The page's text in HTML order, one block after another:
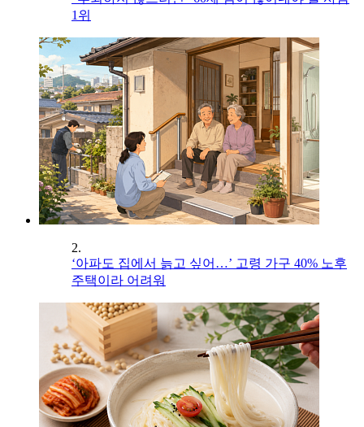
1위
2.
‘아파도 집에서 늙고 싶어…’ 고령 가구 40% 노후
주택이라 어려워